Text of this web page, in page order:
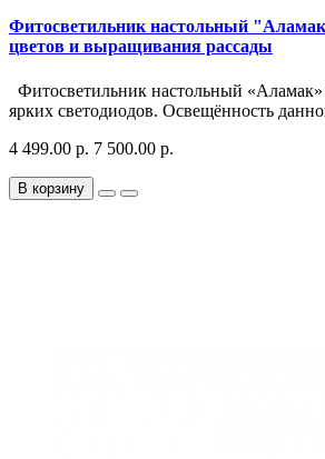
Фитосветильник настольный
цветов и выращивания рассады
Фитосветильник настольный «Аламак»
ярких светодиодов. Освещённость
4 499.00 р. 7 500.00 р.
В корзину